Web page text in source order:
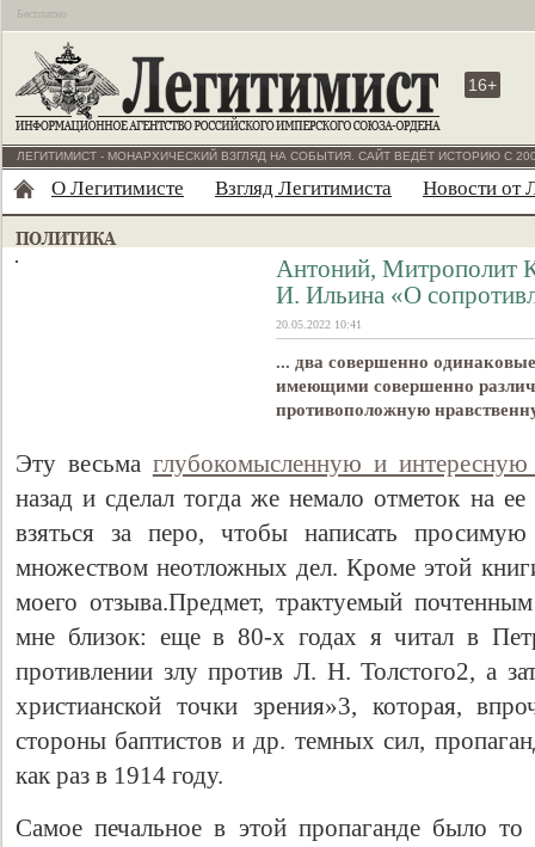
Бесплатно
16+
ЛЕГИТИМИСТ - МОНАРХИЧЕСКИЙ ВЗГЛЯД НА СОБЫТИЯ. САЙТ ВЕДЁТ ИСТОРИЮ С
О Легитимисте Взгляд Легитимиста Новости от
Антоний, Митрополит
И. Ильина «О
20.05.2022 10:41
... два совершенно
имеющими совершенно
противоположную
Эту весьма глубокомысленную и интересную
назад и сделал тогда же немало отметок на
взяться за перо, чтобы написать
множеством неотложных дел. Кроме этой
моего отзыва.Предмет, трактуемый
мне близок: еще в 80-х годах я читал в
противлении злу против Л. Н. Толстого2, а
христианской точки зрения»3, которая,
стороны баптистов и др. темных сил,
как раз в 1914 году.
Самое печальное в этой пропаганде было то